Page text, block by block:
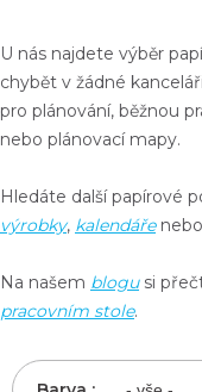
U nás najdete výběr
chybět v žádné
pro plánování, běžnou
nebo plánovací mapy.
Hledáte další papírové
výrobky, kalendářenebo
Na našem blogusi
pracovním stole.